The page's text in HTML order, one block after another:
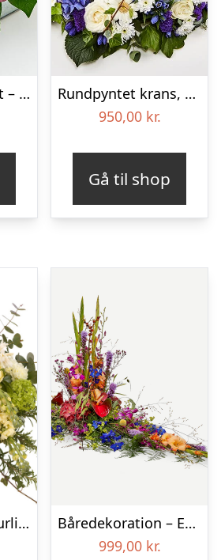
Holdbar gravpynt – Blomster til begravelse
Rundpyntet krans, blå og hvid – Blomster til begravelse
950,00 kr.
Gå til shop
Bårebuket – Naturlig hvid
Båredekoration – Et farverigt farvel
999,00 kr.